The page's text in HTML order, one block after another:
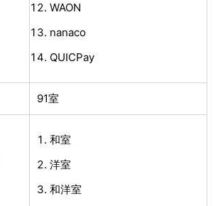
WAON
nanaco
QUICPay
91室
和室
洋室
和洋室